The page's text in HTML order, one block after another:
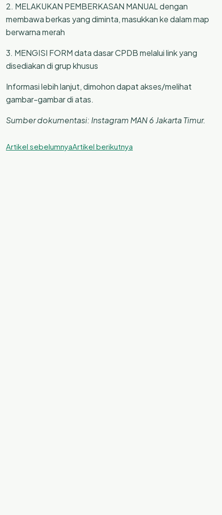
2. MELAKUKAN PEMBERKASAN MANUAL dengan
membawa berkas yang diminta, masukkan ke dalam map
berwarna merah
3. MENGISI FORM data dasar CPDB melalui link yang
disediakan di grup khusus
Informasi lebih lanjut, dimohon dapat akses/melihat
gambar-gambar di atas.
Sumber dokumentasi: Instagram MAN 6 Jakarta Timur.
Artikel sebelumnyaArtikel berikutnya